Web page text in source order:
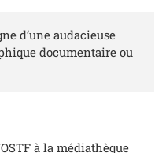
d’une audacieuse
documentaire ou
à la médiathèque